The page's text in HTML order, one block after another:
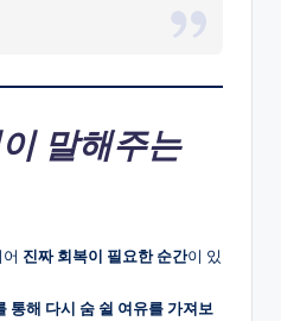
말해주는
진짜 회복이 필요한 순간이 있
통해 다시 숨 쉴 여유를 가져보